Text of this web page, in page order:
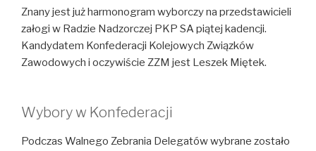
Znany jest już harmonogram wyborczy na przedstawicieli
załogi w Radzie Nadzorczej PKP SA piątej kadencji.
Kandydatem Konfederacji Kolejowych Związków
Zawodowych i oczywiście ZZM jest Leszek Miętek.
Wybory w Konfederacji
Podczas Walnego Zebrania Delegatów wybrane zostało